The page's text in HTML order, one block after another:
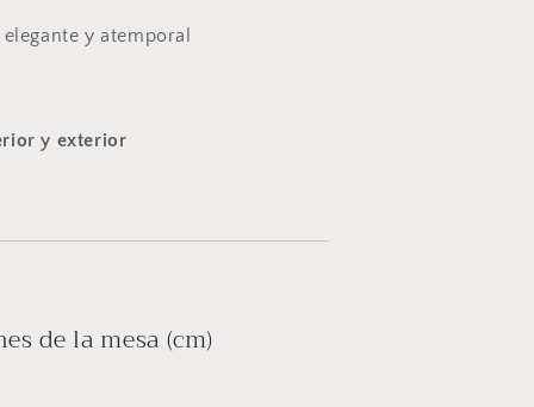
y atemporal
y exterior
de la mesa (cm)